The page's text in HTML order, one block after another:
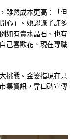
雖然成本更高：「但
心」。她認識了許多
如有賣水晶石、也有
己喜歡花、現在專職
挑戰。金婆指現在只
集資訊，靠口碑宣傳